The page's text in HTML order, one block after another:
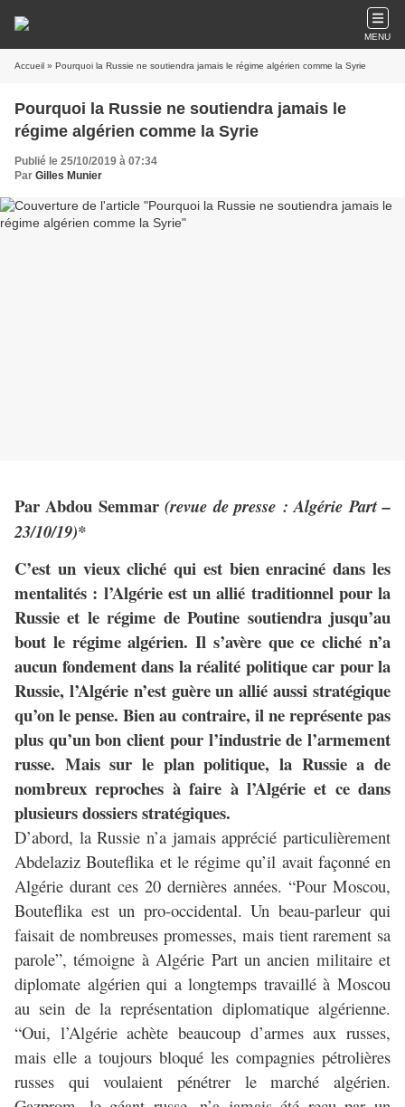
MENU
Accueil » Pourquoi la Russie ne soutiendra jamais le régime algérien comme la Syrie
Pourquoi la Russie ne soutiendra jamais le
régime algérien comme la Syrie
Publié le 25/10/2019 à 07:34
Par Gilles Munier
Par Abdou Semmar(revue de presse : Algérie Part –
23/10/19)*
C’est un vieux cliché qui est bien enraciné dans les
mentalités : l’Algérie est un allié traditionnel pour la
Russie et le régime de Poutine soutiendra jusqu’au
bout le régime algérien. Il s’avère que ce cliché n’a
aucun fondement dans la réalité politique car pour la
Russie, l’Algérie n’est guère un allié aussi stratégique
qu’on le pense. Bien au contraire, il ne représente pas
plus qu’un bon client pour l’industrie de l’armement
russe. Mais sur le plan politique, la Russie a de
nombreux reproches à faire à l’Algérie et ce dans
plusieurs dossiers stratégiques.
D’abord, la Russie n’a jamais apprécié particulièrement
Abdelaziz Bouteflika et le régime qu’il avait façonné en
Algérie durant ces 20 dernières années. “Pour Moscou,
Bouteflika est un pro-occidental. Un beau-parleur qui
faisait de nombreuses promesses, mais tient rarement sa
parole”, témoigne à Algérie Part un ancien militaire et
diplomate algérien qui a longtemps travaillé à Moscou
au sein de la représentation diplomatique algérienne.
“Oui, l’Algérie achète beaucoup d’armes aux russes,
mais elle a toujours bloqué les compagnies pétrolières
russes qui voulaient pénétrer le marché algérien.